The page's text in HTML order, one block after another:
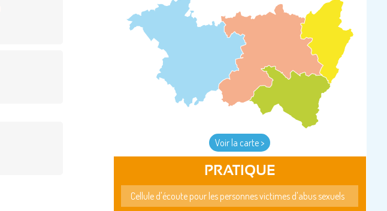
Voir la carte >
PRATIQUE
Cellule d'écoute pour les personnes victimes d'abus sexuels